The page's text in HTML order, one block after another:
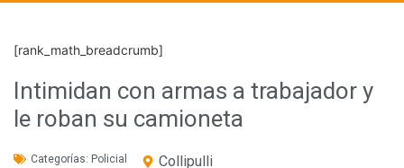
[rank_math_breadcrumb]
Intimidan con armas a trabajador y
le roban su camioneta
Categorías: Policial Collipulli